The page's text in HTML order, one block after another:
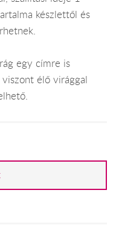
készlettől és
egy címre is
élő virággal